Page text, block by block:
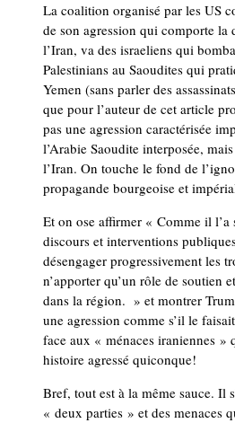
La coalition organisé par les US
de son agression qui comporte la
l’Iran, va des israeliens qui
Palestinians au Saoudites qui
Yemen (sans parler des
que pour l’auteur de cet article
pas une agression caractérisée
l’Arabie Saoudite interposée,
l’Iran. On touche le fond de
propagande bourgeoise et
Et on ose affirmer « Comme il
discours et interventions
désengager progressivement les
n’apporter qu’un rôle de soutien
dans la région. » et montrer
une agression comme s’il le
face aux « ménaces iraniennes »
histoire agressé quiconque!
Bref, tout est à la même sauce. Il
« deux parties » et des menaces